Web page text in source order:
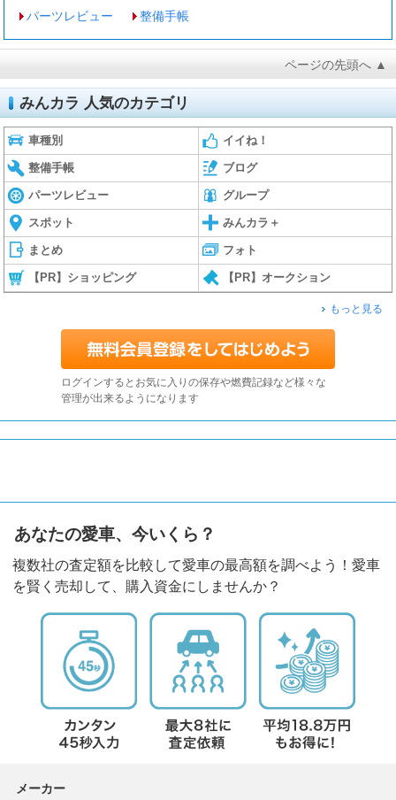
パーツレビュー 整備手帳
ページの先頭へ ▲
みんカラ 人気のカテゴリ
車種別 イイね！
整備手帳 ブログ
パーツレビュー グループ
スポット みんカラ＋
まとめ フォト
【PR】ショッピング 【PR】オークション
もっと見る
ログインするとお気に入りの保存や燃費記録など様々な
管理が出来るようになります
あなたの愛車、今いくら？
複数社の査定額を比較して愛車の最高額を調べよう！愛車
を賢く売却して、購入資金にしませんか？
メーカー